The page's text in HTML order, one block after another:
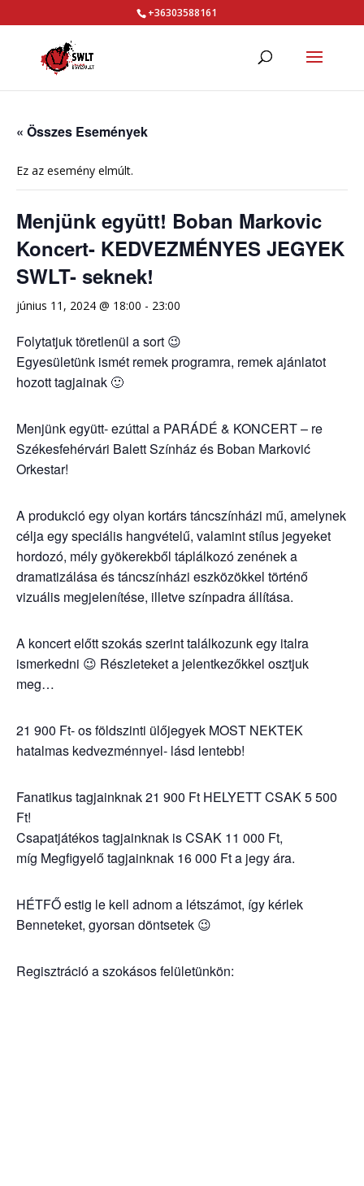
+36303588161
« Összes Események
Ez az esemény elmúlt.
Menjünk együtt! Boban Markovic
Koncert- KEDVEZMÉNYES JEGYEK
SWLT- seknek!
június 11, 2024 @ 18:00 - 23:00
Folytatjuk töretlenül a sort 😉
Egyesületünk ismét remek programra, remek ajánlatot
hozott tagjainak 🙂
Menjünk együtt- ezúttal a PARÁDÉ & KONCERT – re
Székesfehérvári Balett Színház és Boban Marković
Orkestar!
A produkció egy olyan kortárs táncszínházi mű, amelynek
célja egy speciális hangvételű, valamint stílus jegyeket
hordozó, mély gyökerekből táplálkozó zenének a
dramatizálása és táncszínházi eszközökkel történő
vizuális megjelenítése, illetve színpadra állítása.
A koncert előtt szokás szerint találkozunk egy italra
ismerkedni 😉 Részleteket a jelentkezőkkel osztjuk
meg…
21 900 Ft- os földszinti ülőjegyek MOST NEKTEK
hatalmas kedvezménnyel- lásd lentebb!
Fanatikus tagjainknak 21 900 Ft HELYETT CSAK 5 500
Ft!
Csapatjátékos tagjainknak is CSAK 11 000 Ft,
míg Megfigyelő tagjainknak 16 000 Ft a jegy ára.
HÉTFŐ estig le kell adnom a létszámot, így kérlek
Benneteket, gyorsan döntsetek 😉
Regisztráció a szokásos felületünkön: